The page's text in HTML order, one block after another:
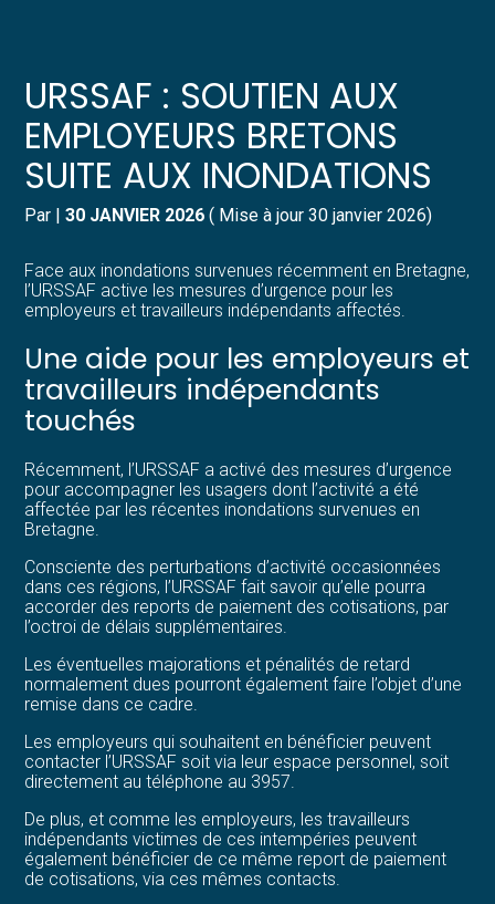
Gérer votre quotidien
Piloter votre entreprise
Développer votre entreprise
Construire votre patrimoine
Être prêt pour la facturation
électronique
Suivre votre comptabilité
Gérer vos ressources humaines
Dématérialiser vos documents
URSSAF : SOUTIEN AUX
EMPLOYEURS BRETONS
SUITE AUX INONDATIONS
Par |30 JANVIER 2026 ( Mise à jour 30 janvier 2026)
Face aux inondations survenues récemment en Bretagne,
l’URSSAF active les mesures d’urgence pour les
employeurs et travailleurs indépendants affectés.
Une aide pour les employeurs et
travailleurs indépendants
touchés
Récemment, l’URSSAF a activé des mesures d’urgence
pour accompagner les usagers dont l’activité a été
affectée par les récentes inondations survenues en
Bretagne.
Consciente des perturbations d’activité occasionnées
dans ces régions, l’URSSAF fait savoir qu’elle pourra
accorder des reports de paiement des cotisations, par
l’octroi de délais supplémentaires.
Les éventuelles majorations et pénalités de retard
normalement dues pourront également faire l’objet d’une
remise dans ce cadre.
Les employeurs qui souhaitent en bénéficier peuvent
contacter l’URSSAF soit via leur espace personnel, soit
directement au téléphone au 3957.
De plus, et comme les employeurs, les travailleurs
indépendants victimes de ces intempéries peuvent
également bénéficier de ce même report de paiement
de cotisations, via ces mêmes contacts.